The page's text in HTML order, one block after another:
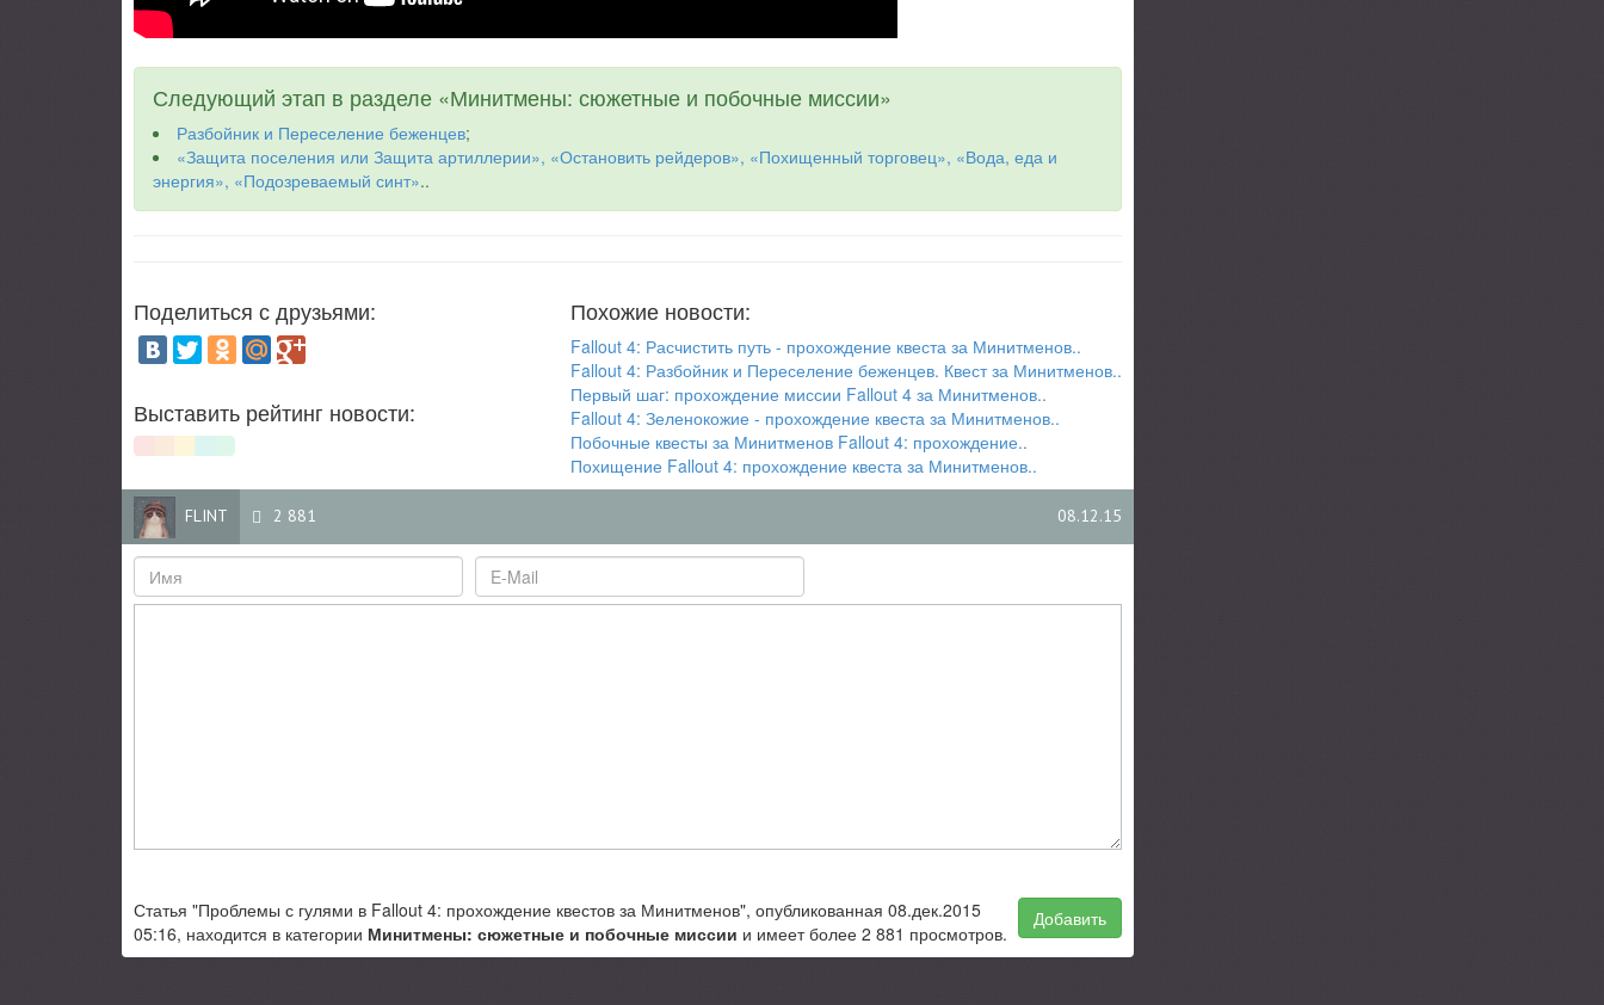
Следующий этап в разделе «Минитмены: сюжетные и побочные миссии»
Разбойник и Переселение беженцев;
«Защита поселения или Защита артиллерии», «Остановить рейдеров», «Похищенный торговец», «Вода, еда и
энергия», «Подозреваемый синт»..
Поделиться с друзьями:
Выставить рейтинг новости:
Похожие новости:
Fallout 4: Расчистить путь - прохождение квеста за Минитменов..
Fallout 4: Разбойник и Переселение беженцев. Квест за Минитменов..
Первый шаг: прохождение миссии Fallout 4 за Минитменов..
Fallout 4: Зеленокожие - прохождение квеста за Минитменов..
Побочные квесты за Минитменов Fallout 4: прохождение..
Похищение Fallout 4: прохождение квеста за Минитменов..
FLINT 2 881 08.12.15
Добавить
Статья "Проблемы с гулями в Fallout 4: прохождение квестов за Минитменов", опубликованная 08.дек.2015
05:16, находится в категории Минитмены: сюжетные и побочные миссии и имеет более 2 881 просмотров.